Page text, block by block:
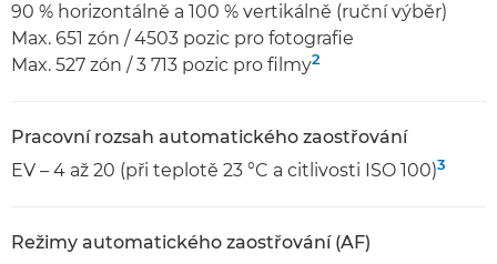
90 % horizontálně a 100 % vertikálně (ruční výběr)
Max. 651 zón / 4503 pozic pro fotografie
Max. 527 zón / 3 713 pozic pro filmy2
Pracovní rozsah automatického zaostřování
EV – 4 až 20 (při teplotě 23 °C a citlivosti ISO 100)3
Režimy automatického zaostřování (AF)